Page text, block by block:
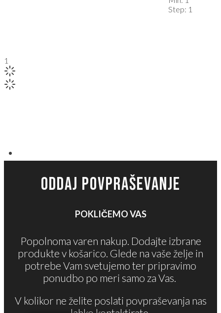
Step: 1
1
ODDAJ POVPRAŠEVANJE
POKLIČEMO VAS
Popolnoma varen nakup. Dodajte izbrane
produkte v košarico. Glede na vaše želje in
potrebe Vam svetujemo ter pripravimo
ponudbo po meri samo za Vas.
V kolikor ne želite poslati povpraševanja nas